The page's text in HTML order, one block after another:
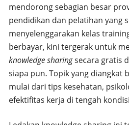
mendorong sebagian besar
pendidikan dan pelatihan yang
menyelenggarakan kelas
berbayar, kini tergerak untuk
knowledge sharingsecara gratis
siapa pun. Topik yang diangkat
mulai dari tips kesehatan,
efektifitas kerja di tengah